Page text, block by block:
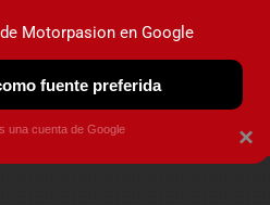
OBSERVATORIO
×
Motorpasion en Google
fuente preferida
una cuenta de Google